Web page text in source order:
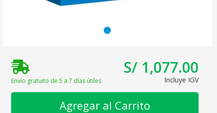
Envío gratuito de 5 a 7 días útiles
S/ 1,077.00
Incluye IGV
Agregar al Carrito